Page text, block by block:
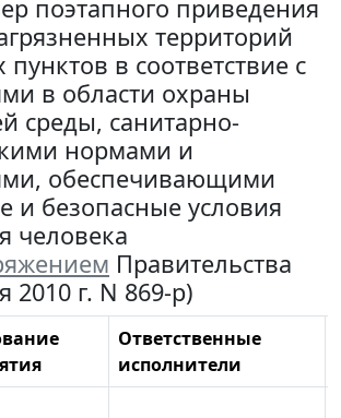
поэтапного приведения
территорий
в соответствие с
в области охраны
среды, санитарно-
нормами и
обеспечивающими
и безопасные условия
человека
Правительства
2010 г. N 869-р)
Ответственные
исполнители